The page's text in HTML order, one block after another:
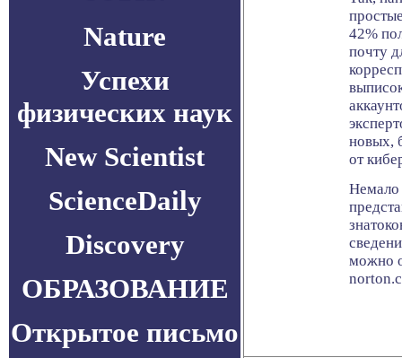
Nature
Успехи
физических наук
New Scientist
ScienceDaily
Discovery
ОБРАЗОВАНИЕ
Открытое письмо
42%
почту
новых,
от
Немало
можно